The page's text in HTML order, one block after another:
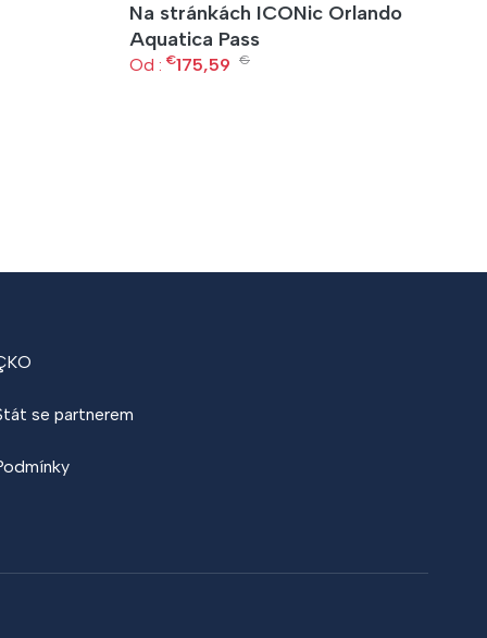
Na stránkách ICONic Orlando
Aquatica Pass
Od : €175,59 €
se partnerem